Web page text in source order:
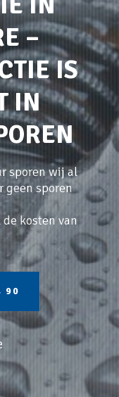
–
IS
IN
sporen wij al
geen sporen
de kosten van
90